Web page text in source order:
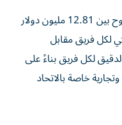
وتحصل أندية أوروبا على مبلغ يتراوح بين 12.81 مليون دولار
أمريكي لكل فريق مقابل
لكل فريق بناءً على
خاصة بالاتحاد